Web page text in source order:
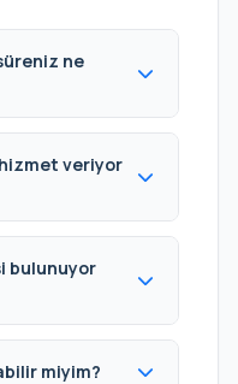
ne
veriyor
bulunuyor
miyim?